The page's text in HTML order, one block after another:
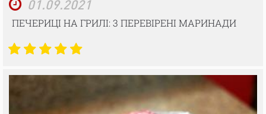
01.09.2021
ПЕЧЕРИЦІ НА ГРИЛІ: 3 ПЕРЕВІРЕНІ МАРИНАДИ